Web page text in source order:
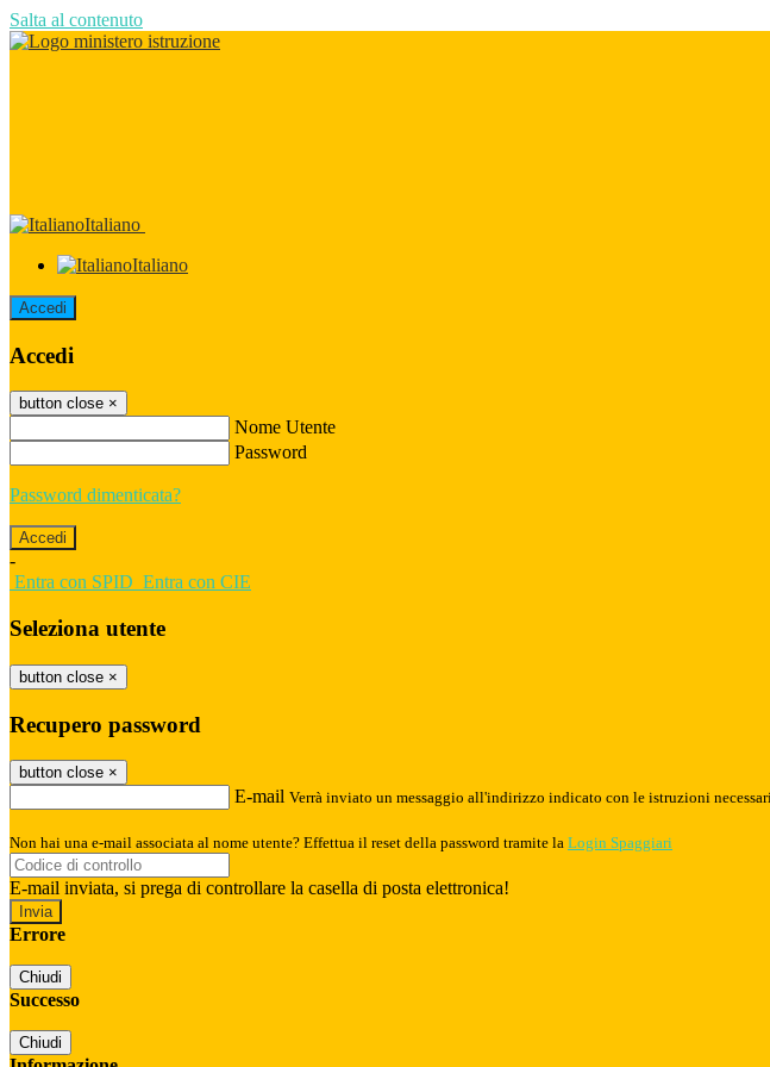
Salta al contenuto
Italiano
Italiano
Accedi
Accedi
button close ×
Nome Utente
Password
Password dimenticata?
-
Entra con SPID Entra con CIE
Seleziona utente
button close ×
Recupero password
button close ×
E-mail Verrà inviato un messaggio all'indirizzo indicato con le istruzioni
Non hai una e-mail associata al nome utente? Effettua il reset della password tramite la Login Spaggiari
E-mail inviata, si prega di controllare la casella di posta elettronica!
Errore
Chiudi
Successo
Chiudi